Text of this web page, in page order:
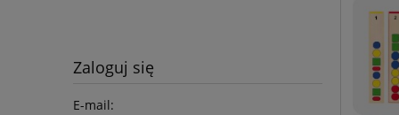
Zaloguj się
E-mail: